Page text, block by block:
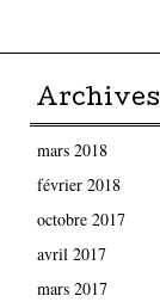
Archives
mars 2018
février 2018
octobre 2017
avril 2017
mars 2017